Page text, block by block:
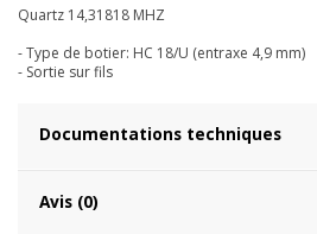
Quartz 14,31818 MHZ
- Type de botier: HC 18/U (entraxe 4,9 mm)
- Sortie sur fils
Documentations techniques
Avis (0)